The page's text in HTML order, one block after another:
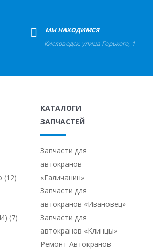
МЫ НАХОДИМСЯ
Кисловодск, улица Горького, 1
(12)
(7)
КАТАЛОГИ
ЗАПЧАСТЕЙ
Запчасти для
автокранов
«Галичанин»
Запчасти для
автокранов «Ивановец»
Запчасти для
автокранов «Клинцы»
Ремонт Автокранов